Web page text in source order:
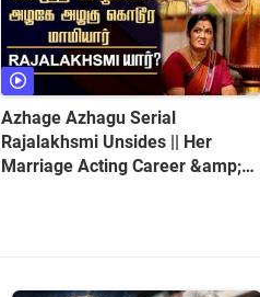
Azhage Azhagu Serial
Rajalakhsmi Unsides || Her
Marriage Acting Career &amp;